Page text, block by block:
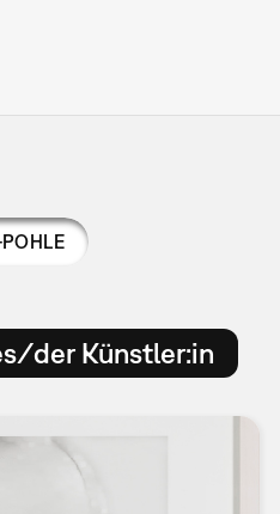
der Künstler:in